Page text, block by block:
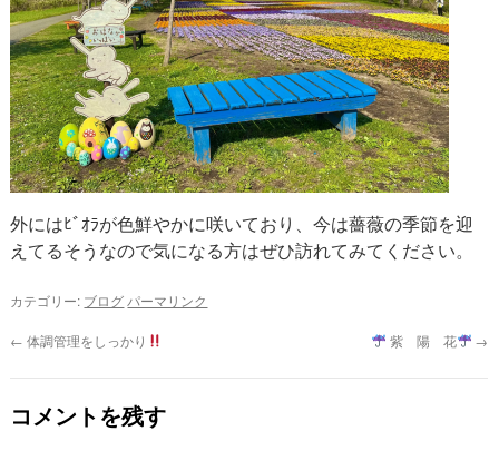
外にはﾋﾞｵﾗが色鮮やかに咲いており、今は薔薇の季節を迎
えてるそうなので気になる方はぜひ訪れてみてください。
カテゴリー: ブログ パーマリンク
← 体調管理をしっかり 紫 陽 花 →
コメントを残す